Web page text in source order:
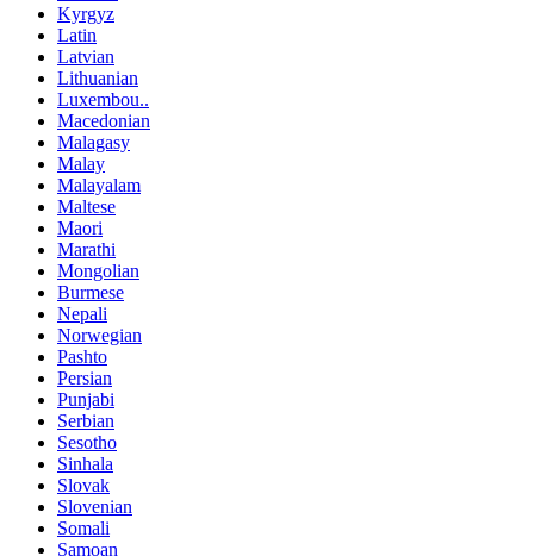
Kyrgyz
Latin
Latvian
Lithuanian
Luxembou..
Macedonian
Malagasy
Malay
Malayalam
Maltese
Maori
Marathi
Mongolian
Burmese
Nepali
Norwegian
Pashto
Persian
Punjabi
Serbian
Sesotho
Sinhala
Slovak
Slovenian
Somali
Samoan